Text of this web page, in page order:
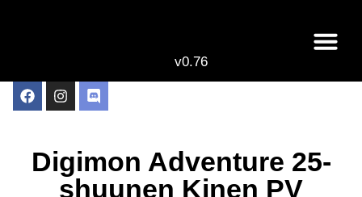
v0.76
Digimon Adventure 25-
shuunen Kinen PV